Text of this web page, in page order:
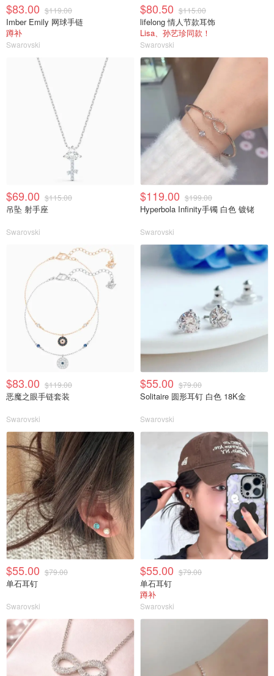
$83.00 $119.00
Imber Emily 网球手链
蹲补
Swarovski
$80.50 $115.00
lifelong 情人节款耳饰
Lisa、孙艺珍同款！
Swarovski
$69.00 $115.00
吊坠 射手座
Swarovski
$119.00 $199.00
Hyperbola Infinity手镯 白色 镀铑
Swarovski
$83.00 $119.00
恶魔之眼手链套装
Swarovski
$55.00 $79.00
Solitaire 圆形耳钉 白色 18K金
Swarovski
$55.00 $79.00
单石耳钉
Swarovski
$55.00 $79.00
单石耳钉
蹲补
Swarovski